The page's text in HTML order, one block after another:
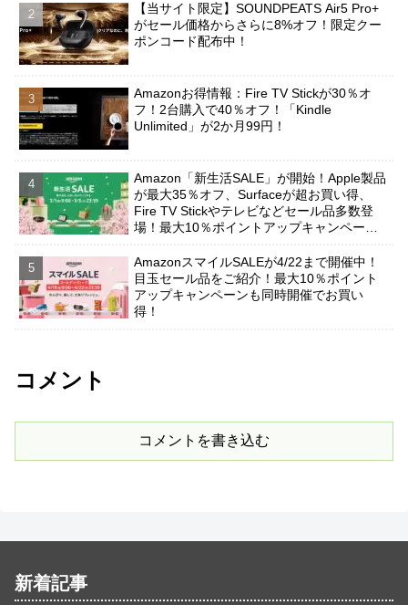
【当サイト限定】SOUNDPEATS Air5 Pro+
がセール価格からさらに8%オフ！限定クー
ポンコード配布中！
Amazonお得情報：Fire TV Stickが30％オ
フ！2台購入で40％オフ！「Kindle
Unlimited」が2か月99円！
Amazon「新生活SALE」が開始！Apple製品
が最大35％オフ、Surfaceが超お買い得、
Fire TV Stickやテレビなどセール品多数登
場！最大10％ポイントアップキャンペーン
AmazonスマイルSALEが4/22まで開催中！
目玉セール品をご紹介！最大10％ポイント
アップキャンペーンも同時開催でお買い
得！
コメント
コメントを書き込む
新着記事